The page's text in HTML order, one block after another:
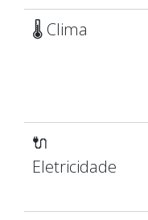
🌡️ Clima
🔌
Eletricidade